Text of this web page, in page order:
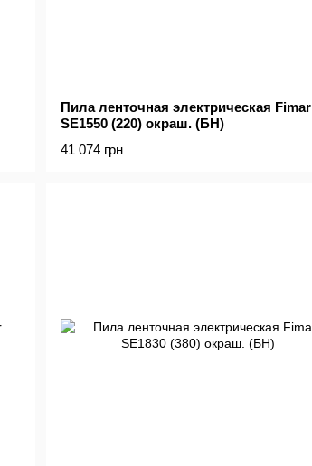
Пила ленточная электрическая Fimar
SE1550 (220) окраш. (БН)
41 074 грн